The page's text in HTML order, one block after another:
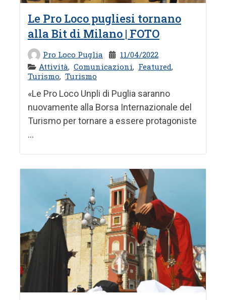
Le Pro Loco pugliesi tornano
alla Bit di Milano | FOTO
Pro Loco Puglia
11/04/2022
Attività, Comunicazioni, Featured,
Turismo, Turismo
«Le Pro Loco Unpli di Puglia saranno
nuovamente alla Borsa Internazionale del
Turismo per tornare a essere protagoniste
...